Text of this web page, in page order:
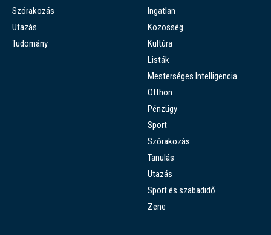
Szórakozás
Utazás
Tudomány
Ingatlan
Közösség
Kultúra
Listák
Mesterséges Intelligencia
Otthon
Pénzügy
Sport
Szórakozás
Tanulás
Utazás
Sport és szabadidő
Zene